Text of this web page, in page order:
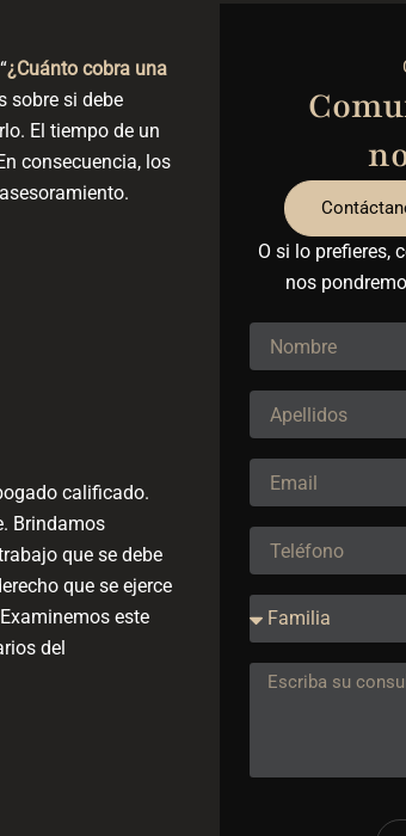
¿Cuánto cobra una
sobre si debe
El tiempo de un
consecuencia, los
calificado.
Brindamos
que se debe
que se ejerce
este
del
O si lo prefieres,
nos